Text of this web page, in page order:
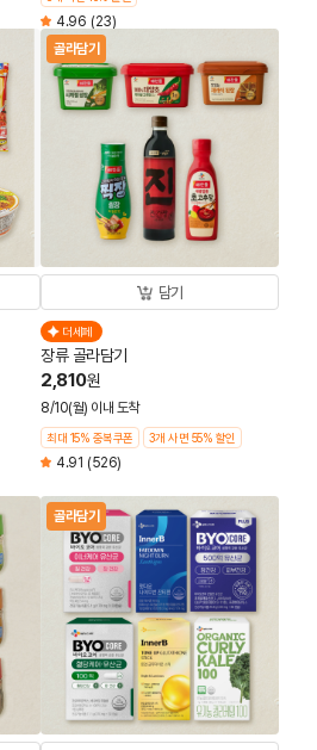
4.96 (23)
골라담기
담기
더세페
장류 골라담기
2,810원
8/10(월) 이내 도착
최대 15% 중복쿠폰 3개 사면 55% 할인
4.91 (526)
골라담기